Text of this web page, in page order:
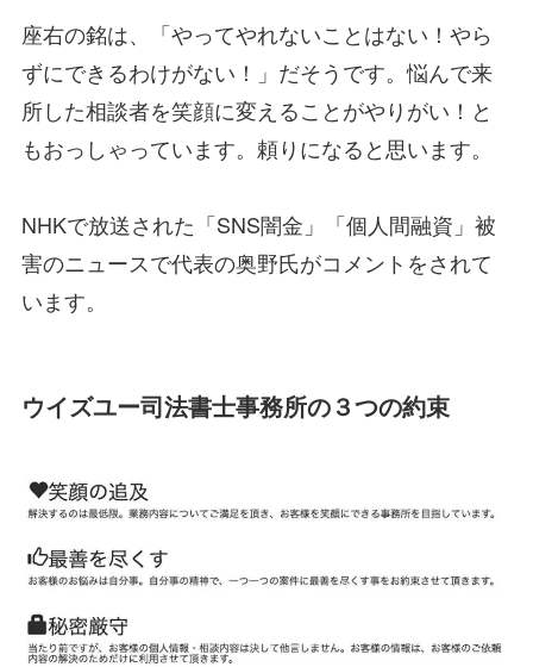
座右の銘は、「やってやれないことはない！やら
ずにできるわけがない！」だそうです。悩んで来
所した相談者を笑顔に変えることがやりがい！と
もおっしゃっています。頼りになると思います。
NHKで放送された「SNS闇金」「個人間融資」被
害のニュースで代表の奥野氏がコメントをされて
います。
ウイズユー司法書士事務所の３つの約束